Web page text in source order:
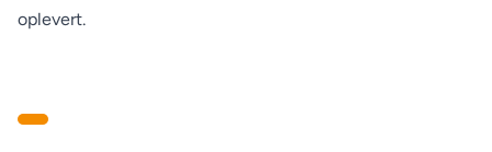
oplevert.